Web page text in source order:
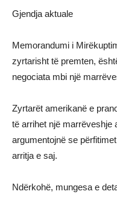
Gjendja aktuale
Memorandumi i
zyrtarisht të premten,
negociata mbi një
Zyrtarët amerikanë e
të arrihet një marrëveshje
argumentojnë se
arritja e saj.
Ndërkohë, mungesa e